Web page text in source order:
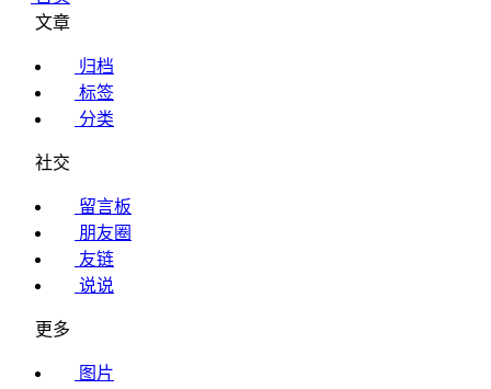
文章
归档
标签
分类
社交
留言板
朋友圈
友链
说说
更多
图片